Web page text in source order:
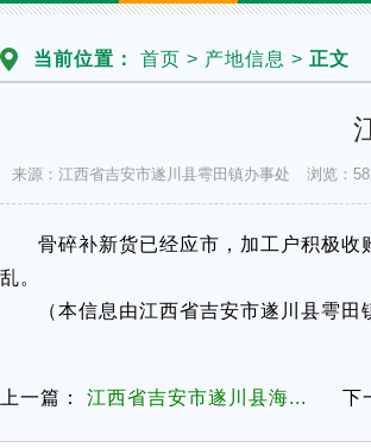
当前位置： 首页 > 产地信息 > 正文
来源：江西省吉安市遂川县雩田镇办事处 浏览：
骨碎补新货已经应市，加工户积极
乱。
（本信息由江西省吉安市遂川县雩
上一篇： 江西省吉安市遂川县海... 下